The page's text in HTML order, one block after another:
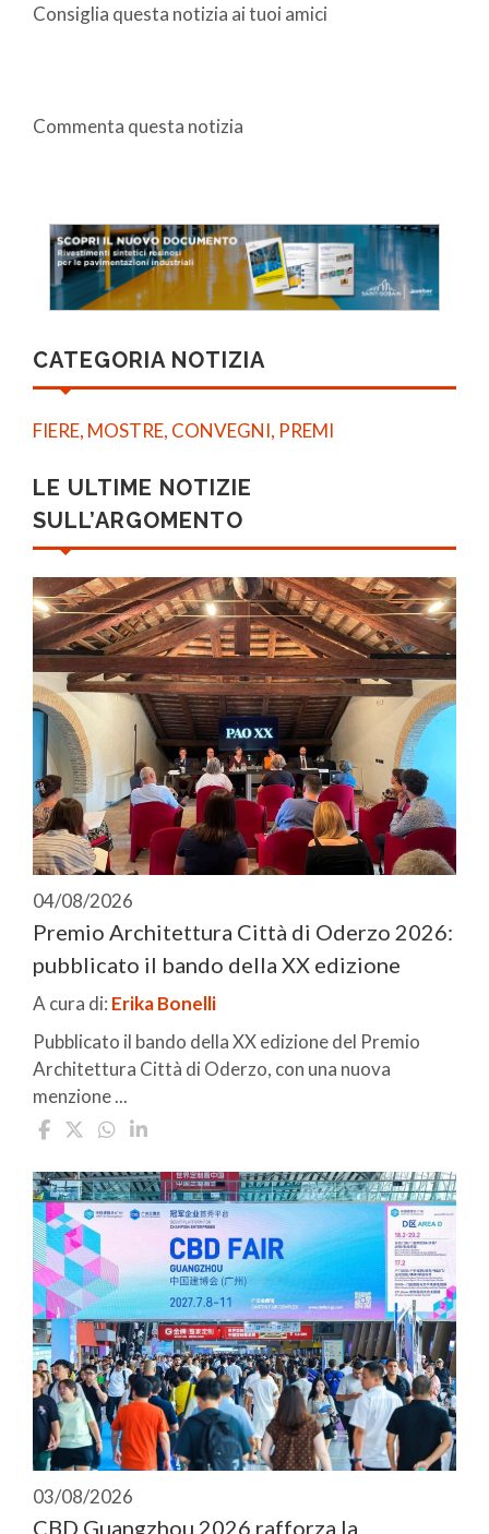
Consiglia questa notizia ai tuoi amici
Commenta questa notizia
CATEGORIA NOTIZIA
FIERE, MOSTRE, CONVEGNI, PREMI
LE ULTIME NOTIZIE
SULL’ARGOMENTO
04/08/2026
Premio Architettura Città di Oderzo 2026:
pubblicato il bando della XX edizione
A cura di: Erika Bonelli
Pubblicato il bando della XX edizione del Premio
Architettura Città di Oderzo, con una nuova
menzione ...
03/08/2026
CBD Guangzhou 2026 rafforza la